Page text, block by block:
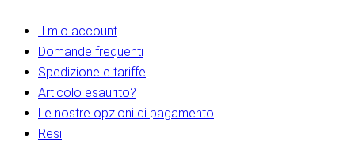
Il mio account
Domande frequenti
Spedizione e tariffe
Articolo esaurito?
Le nostre opzioni di pagamento
Resi